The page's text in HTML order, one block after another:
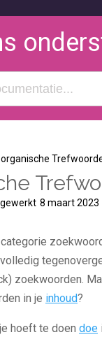
8 maart 2023
zoekwoorden.
in je inhoud?
hoeft te doen doe